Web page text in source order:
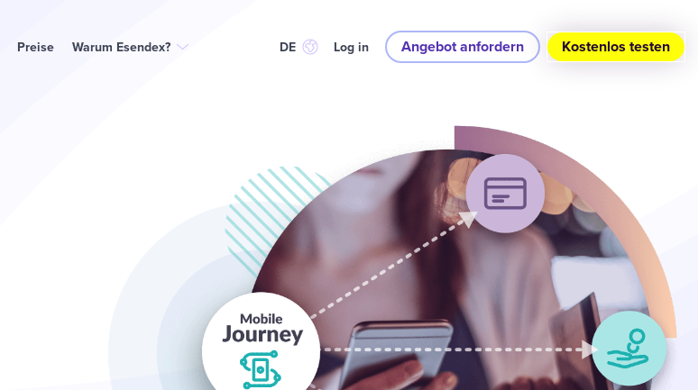
Preise Warum Esendex? DE Log in Angebot anfordern Kostenlos testen